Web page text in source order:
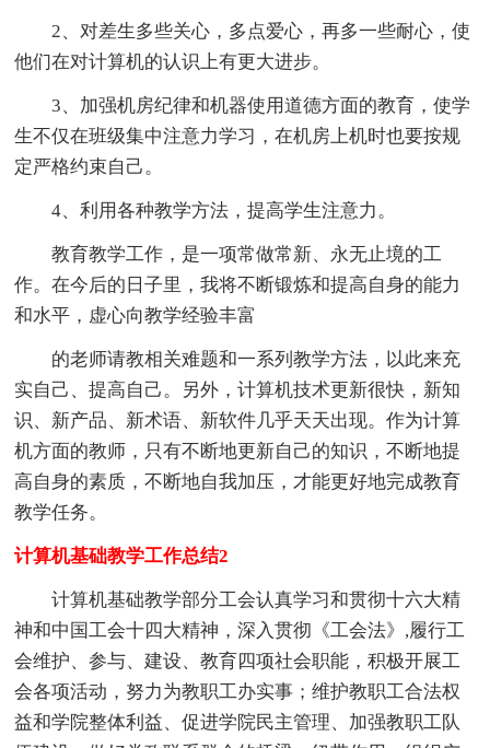
2、对差生多些关心，多点爱心，再多一些耐心，使
他们在对计算机的认识上有更大进步。
3、加强机房纪律和机器使用道德方面的教育，使学
生不仅在班级集中注意力学习，在机房上机时也要按规
定严格约束自己。
4、利用各种教学方法，提高学生注意力。
教育教学工作，是一项常做常新、永无止境的工
作。在今后的日子里，我将不断锻炼和提高自身的能力
和水平，虚心向教学经验丰富
的老师请教相关难题和一系列教学方法，以此来充
实自己、提高自己。另外，计算机技术更新很快，新知
识、新产品、新术语、新软件几乎天天出现。作为计算
机方面的教师，只有不断地更新自己的知识，不断地提
高自身的素质，不断地自我加压，才能更好地完成教育
教学任务。
计算机基础教学工作总结2
计算机基础教学部分工会认真学习和贯彻十六大精
神和中国工会十四大精神，深入贯彻《工会法》,履行工
会维护、参与、建设、教育四项社会职能，积极开展工
会各项活动，努力为教职工办实事；维护教职工合法权
益和学院整体利益、促进学院民主管理、加强教职工队